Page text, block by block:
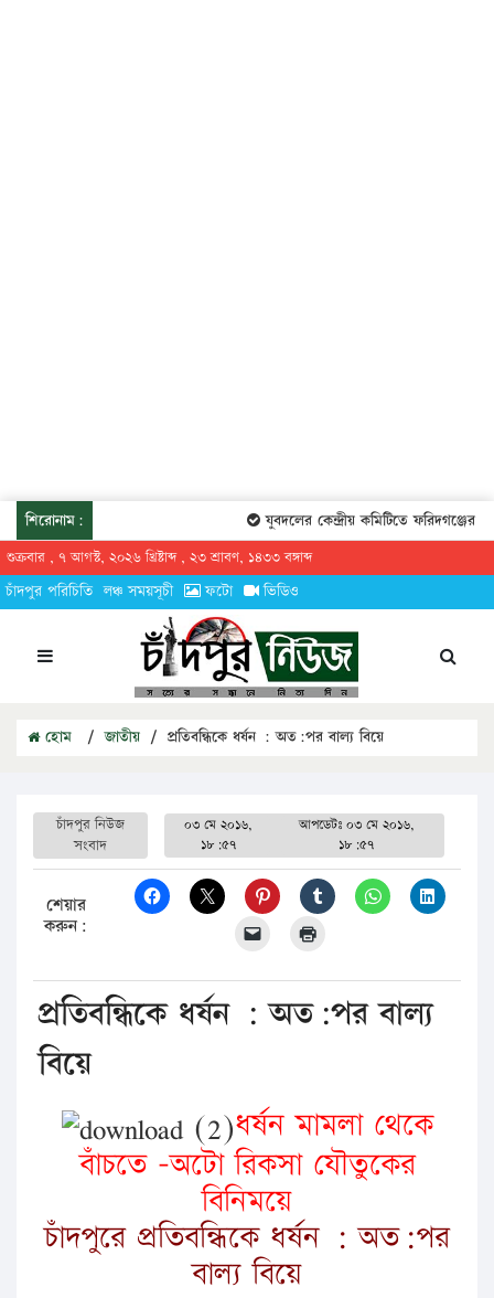
শিরোনাম: যুবদলের কেন্দ্রীয় কমিটিতে ফরিদগঞ্জের
শুক্রবার , ৭ আগস্ট, ২০২৬ খ্রিষ্টাব্দ , ২৩ শ্রাবণ, ১৪৩৩ বঙ্গাব্দ
চাঁদপুর পরিচিতি লঞ্চ সময়সূচী ফটো ভিডিও
হোম / জাতীয় / প্রতিবন্ধিকে ধর্ষন : অত:পর বাল্য বিয়ে
চাঁদপুর নিউজ
সংবাদ
০৩ মে ২০১৬,
১৮:৫৭
আপডেটঃ ০৩ মে ২০১৬,
১৮:৫৭
শেয়ার
করুন:
প্রতিবন্ধিকে ধর্ষন : অত:পর বাল্য
বিয়ে
ধর্ষন মামলা থেকে
বাঁচতে -অটো রিকসা যৌতুকের
বিনিময়ে
চাঁদপুরে প্রতিবন্ধিকে ধর্ষন : অত:পর
বাল্য বিয়ে